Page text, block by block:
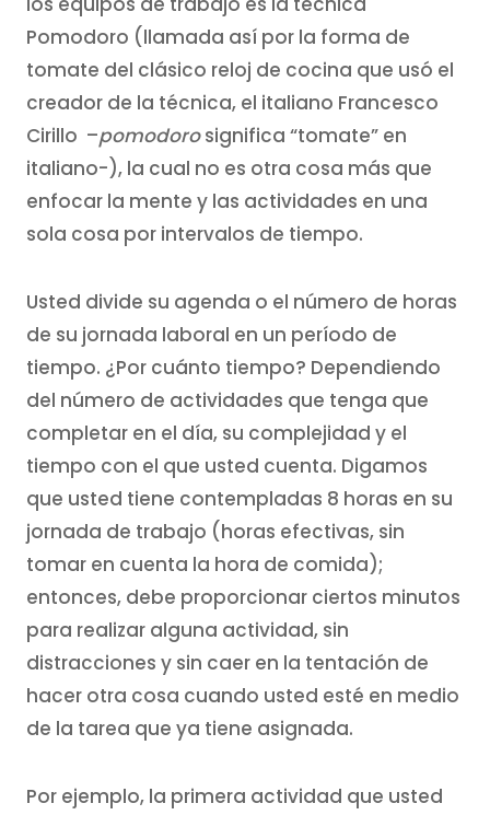
Pomodoro (llamada así por la forma de
tomate del clásico reloj de cocina que usó el
creador de la técnica, el italiano Francesco
Cirillo –pomodorosignifica “tomate” en
italiano-), la cual no es otra cosa más que
enfocar la mente y las actividades en una
sola cosa por intervalos de tiempo.
Usted divide su agenda o el número de horas
de su jornada laboral en un período de
tiempo. ¿Por cuánto tiempo? Dependiendo
del número de actividades que tenga que
completar en el día, su complejidad y el
tiempo con el que usted cuenta. Digamos
que usted tiene contempladas 8 horas en su
jornada de trabajo (horas efectivas, sin
tomar en cuenta la hora de comida);
entonces, debe proporcionar ciertos minutos
para realizar alguna actividad, sin
distracciones y sin caer en la tentación de
hacer otra cosa cuando usted esté en medio
de la tarea que ya tiene asignada.
Por ejemplo, la primera actividad que usted